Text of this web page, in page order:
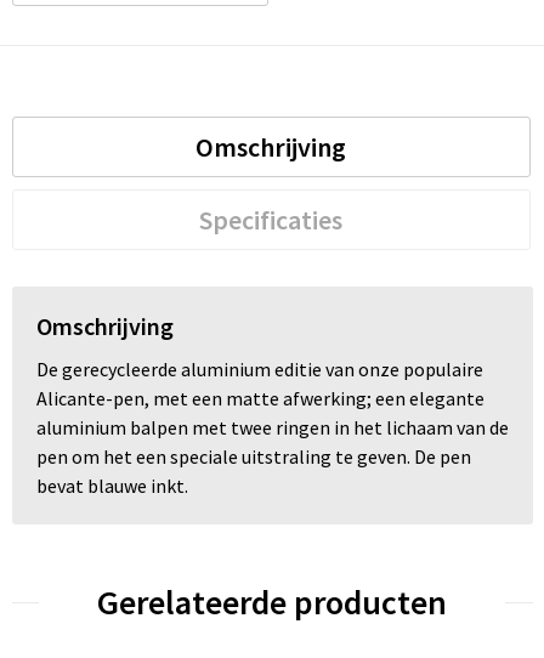
Omschrijving
Specificaties
Omschrijving
De gerecycleerde aluminium editie van onze populaire
Alicante-pen, met een matte afwerking; een elegante
aluminium balpen met twee ringen in het lichaam van de
pen om het een speciale uitstraling te geven. De pen
bevat blauwe inkt.
Gerelateerde producten